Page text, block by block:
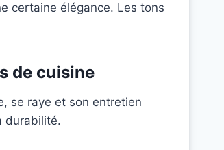
certaine élégance. Les tons
de cuisine
se raye et son entretien
durabilité.